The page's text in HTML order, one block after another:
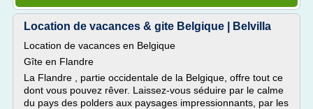
Location de vacances & gite Belgique | Belvilla
Location de vacances en Belgique
Gîte en Flandre
La Flandre , partie occidentale de la Belgique, offre tout ce
dont vous pouvez rêver. Laissez-vous séduire par le calme
du pays des polders aux paysages impressionnants, par les